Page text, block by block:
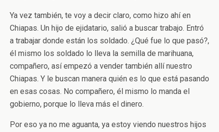
Ya vez también, te voy a decir claro, como hizo ahí en
Chiapas. Un hijo de ejidatario, salió a buscar trabajo. Entró
a trabajar donde están los soldado. ¿Qué fue lo que pasó?,
él mismo los soldado lo lleva la semilla de marihuana,
compañero, así empezó a vender también allí nuestro
Chiapas. Y le buscan manera quién es lo que está pasando
en esas cosas. No compañero, él mismo lo manda el
gobierno, porque lo lleva más el dinero.
Por eso ya no me aguanta, ya estoy viendo nuestros hijos